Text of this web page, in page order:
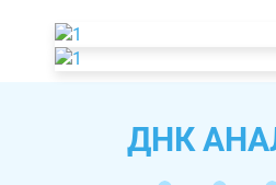
ДНК